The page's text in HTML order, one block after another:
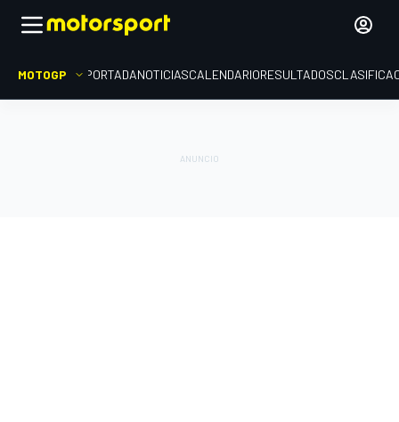
MOTOGP PORTADANOTICIASCALENDARIORESULTADOS